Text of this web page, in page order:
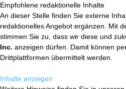
Empfohlene redaktionelle Inhalte
An dieser Stelle finden Sie externe
redaktionelles Angebot ergänzen. Mit
stimmen Sie zu, dass wir diese und
Inc. anzeigen dürfen. Damit können
Drittplattformen übermittelt werden.
Inhalte anzeigen